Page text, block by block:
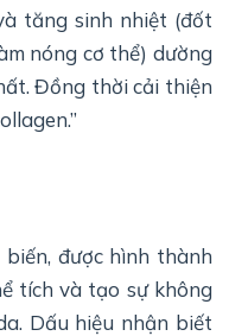
tăng sinh nhiệt (đốt
nóng cơ thể) dường
Đồng thời cải thiện
được hình thành
tích và tạo sự không
Dấu hiệu nhận biết